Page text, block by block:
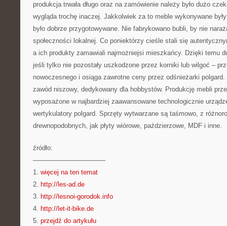
produkcja trwała długo oraz na zamówienie należy było dużo
wygląda trochę inaczej. Jakkolwiek za to meble wykonywane
było dobrze przygotowywane. Nie fabrykowano bubli, by nie
społeczności lokalnej. Co poniektórzy cieśle stali się
a ich produkty zamawiali najmożniejsi mieszkańcy. Dzięki temu
jeśli tylko nie pozostały uszkodzone przez korniki lub wilgoć –
nowoczesnego i osiąga zawrotne ceny przez odśnieżarki
zawód niszowy, dedykowany dla hobbystów. Produkcję mebli
wyposażone w najbardziej zaawansowane technologicznie
wertykulatory polgard. Sprzęty wytwarzane są taśmowo, z
drewnopodobnych, jak płyty wiórowe, paździerzowe, MDF i inne.
źródło:
———————————
1. więcej na ten temat
2. http://les-ad.de
3. http://lesnoi-gorodok.info
4. http://let-it-bike.de
5. przejdź do artykułu